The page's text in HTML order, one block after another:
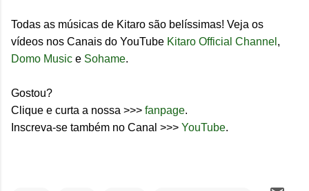
Todas as músicas de Kitaro são belíssimas! Veja os
vídeos nos Canais do YouTube Kitaro Official Channel ,
Domo Music e Sohame.
Gostou?
Clique e curta a nossa >>> fanpage.
Inscreva-se também no Canal >>> YouTube.